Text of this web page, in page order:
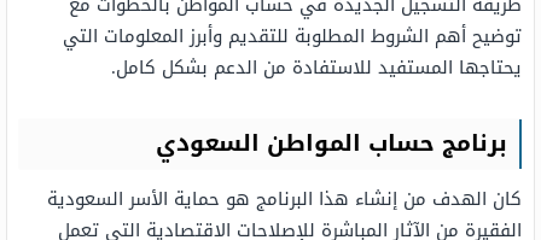
توضيح أهم الشروط المطلوبة للتقديم وأبرز المعلومات التي
يحتاجها المستفيد للاستفادة من الدعم بشكل كامل.
برنامج حساب المواطن السعودي
كان الهدف من إنشاء هذا البرنامج هو حماية الأسر السعودية
الفقيرة من الآثار المباشرة للإصلاحات الاقتصادية التي تعمل